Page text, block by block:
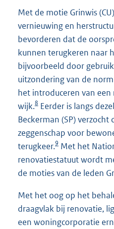
Met de motie Grinwis
vernieuwing en
bevorderen dat de
kunnen terugkeren naar
bijvoorbeeld door
uitzondering van de
het introduceren van
wijk.8 Eerder is langs
Beckerman (SP)
zeggenschap voor
terugkeer.9 Met het
renovatiestatuut wordt
de moties van de leden
Met het oog op het
draagvlak bij renovatie,
een woningcorporatie